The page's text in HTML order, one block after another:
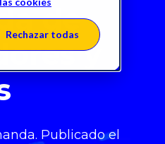
Rechazar todas
de
y
Publicado el